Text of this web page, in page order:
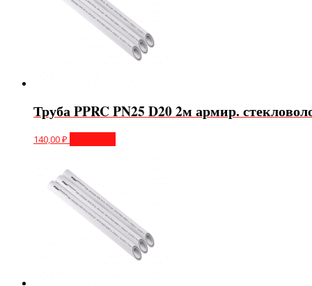
Труба PPRC PN25 D20 2м армир.
140,00₽